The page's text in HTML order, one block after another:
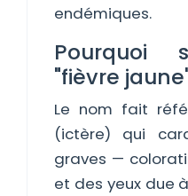
endémiques.
Pourquoi
"fièvre
Le nom fait
(ictère) qui
graves —
et des yeux due